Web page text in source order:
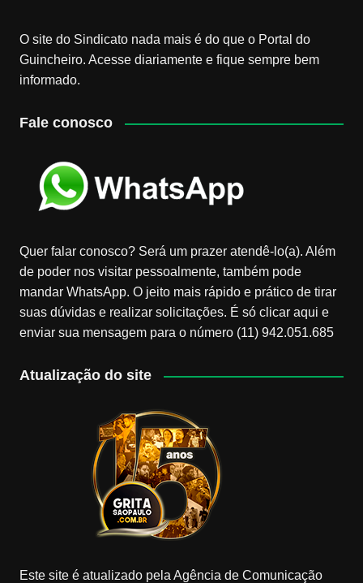
O site do Sindicato nada mais é do que o Portal do
Guincheiro. Acesse diariamente e fique sempre bem
informado.
Fale conosco
Quer falar conosco? Será um prazer atendê-lo(a). Além
de poder nos visitar pessoalmente, também pode
mandar WhatsApp. O jeito mais rápido e prático de tirar
suas dúvidas e realizar solicitações. É só clicar aqui e
enviar sua mensagem para o número (11) 942.051.685
Atualização do site
Este site é atualizado pela Agência de Comunicação